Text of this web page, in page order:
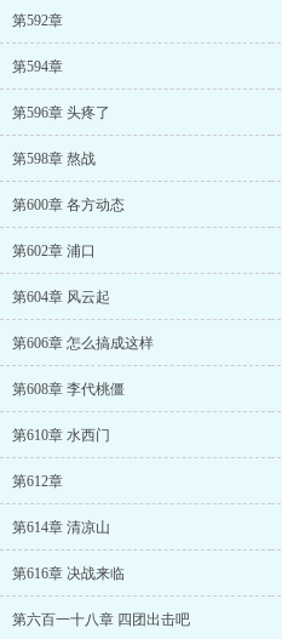
第592章
第594章
第596章 头疼了
第598章 熬战
第600章 各方动态
第602章 浦口
第604章 风云起
第606章 怎么搞成这样
第608章 李代桃僵
第610章 水西门
第612章
第614章 清凉山
第616章 决战来临
第六百一十八章 四团出击吧